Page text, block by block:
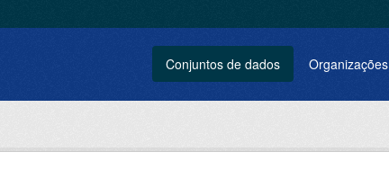
Conjuntos de dados Organizações